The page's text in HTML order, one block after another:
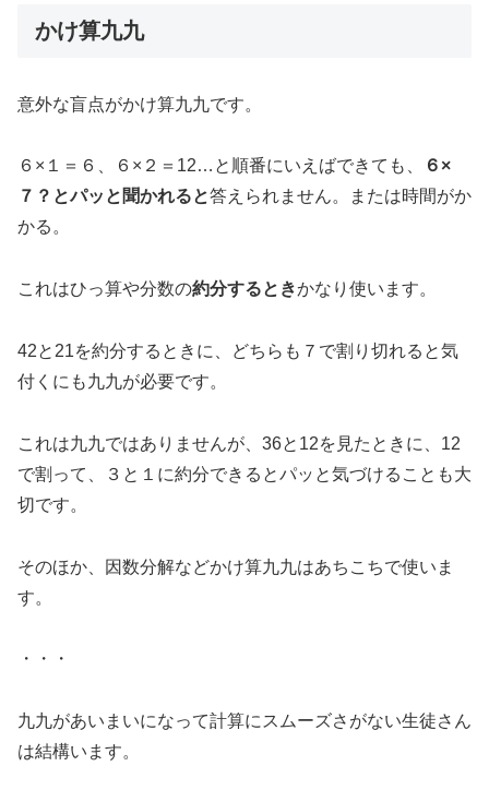
かけ算九九
意外な盲点がかけ算九九です。
６×１＝６、６×２＝12…と順番にいえばできても、
６×
７？とパッと聞かれると答えられません。または時間がか
かる。
これはひっ算や分数の約分するときかなり使います。
42と21を約分するときに、どちらも７で割り切れると気
付くにも九九が必要です。
これは九九ではありませんが、36と12を見たときに、12
で割って、３と１に約分できるとパッと気づけることも大
切です。
そのほか、因数分解などかけ算九九はあちこちで使いま
す。
・・・
九九があいまいになって計算にスムーズさがない生徒さん
は結構います。